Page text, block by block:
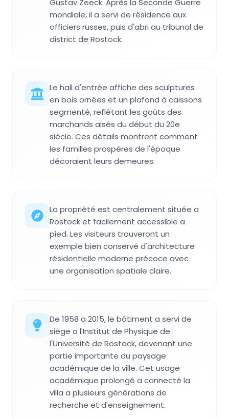
Gustav Zeeck. Après la Seconde Guerre
mondiale, il a servi de résidence aux
officiers russes, puis d'abri au tribunal de
district de Rostock.
Le hall d'entrée affiche des sculptures
en bois ornées et un plafond à caissons
segmenté, reflétant les goûts des
marchands aisés du début du 20e
siècle. Ces détails montrent comment
les familles prospères de l'époque
décoraient leurs demeures.
La propriété est centralement située a
Rostock et facilement accessible a
pied. Les visiteurs trouveront un
exemple bien conservé d'architecture
résidentielle moderne précoce avec
une organisation spatiale claire.
De 1958 a 2015, le bâtiment a servi de
siège a l'Institut de Physique de
l'Université de Rostock, devenant une
partie importante du paysage
académique de la ville. Cet usage
académique prolongé a connecté la
villa a plusieurs générations de
recherche et d'enseignement.